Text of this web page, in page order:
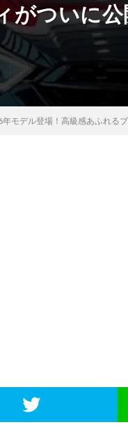
がついに公
モデル登場！高級感あふれる